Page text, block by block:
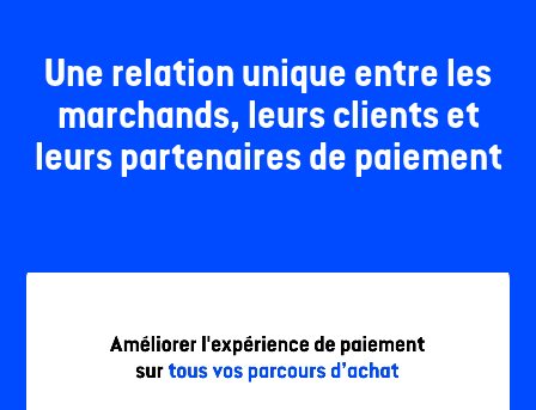
Une relation unique entre les
marchands, leurs clients et
leurs partenaires de paiement